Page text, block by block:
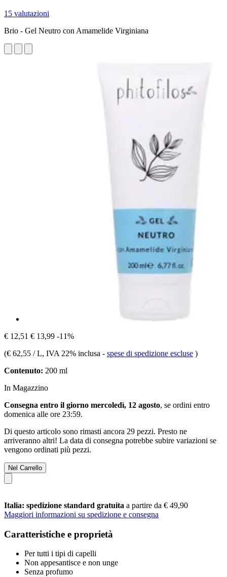
15 valutazioni
Brio - Gel Neutro con Amamelide Virginiana
€ 12,51 € 13,99 -11%
(€ 62,55 / L, IVA 22% inclusa - spese di spedizione escluse )
Contenuto: 200 ml
In Magazzino
Consegna entro il giorno mercoledì, 12 agosto, se ordini entro
domenica alle ore 23:59.
Di questo articolo sono rimasti ancora 29 pezzi. Presto ne
arriveranno altri! La data di consegna potrebbe subire variazioni se
vengono ordinati più pezzi.
Nel Carrello
Italia: spedizione standard gratuita a partire da € 49,90
Maggiori informazioni su spedizione e consegna
Caratteristiche e proprietà
Per tutti i tipi di capelli
Non appesantisce e non unge
Senza profumo